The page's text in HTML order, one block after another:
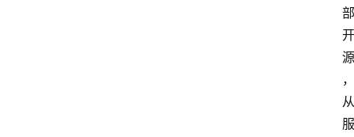
部
开
源
，
从
服